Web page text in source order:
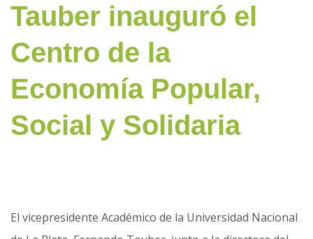
Tauber inauguró el
Centro de la
Economía Popular,
Social y Solidaria
El vicepresidente Académico de la Universidad Nacional